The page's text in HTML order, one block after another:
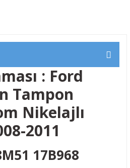
: Ford
Tampon
Nikelajlı
2011
17B968